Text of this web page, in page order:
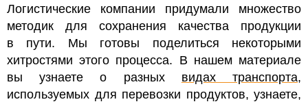
Логистические компании придумали множество
методик для сохранения качества продукции
в пути. Мы готовы поделиться некоторыми
хитростями этого процесса. В нашем материале
вы узнаете о разных видах транспорта,
используемых для перевозки продуктов, узнаете,